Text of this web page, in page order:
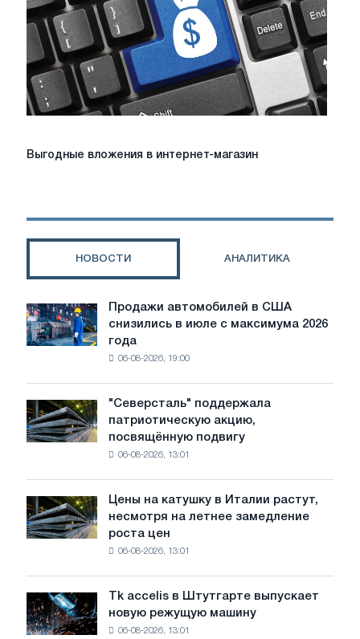
полный
гид
рейтинг
лучших
агентств
2026
Выгодные
вложения
магазин
Выгодные вложения в интернет-магазин
НОВОСТИ АНАЛИТИКА
Продажи
автомобилей
в
июле
с
максимума
года
Продажи автомобилей в США
снизились в июле с максимума 2026
года
06-08-2026, 19:00
"Северсталь"
поддержала
патриотическую
советской
авиации
в
Великой
Отечественной
войны
"Северсталь" поддержала
патриотическую акцию,
посвящённую подвигу
06-08-2026, 13:01
Цены
на
катушку
несмотря
на
Цены на катушку в Италии растут,
несмотря на летнее замедление
роста цен
06-08-2026, 13:01
Tk
accelis
в
Tk accelis в Штутгарте выпускает
новую режущую машину
06-08-2026, 13:01